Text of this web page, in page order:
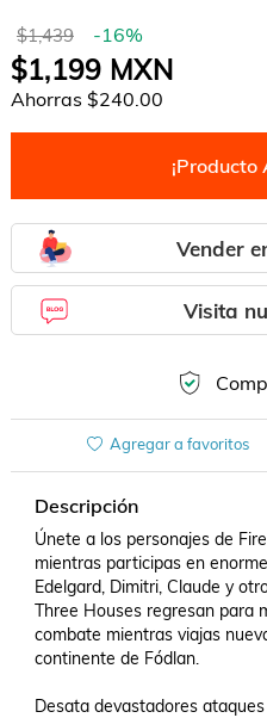
$1,439 -16%
$1,199MXN
Ahorras $240.00
¡Producto
Vender
Visita
Agregar a favoritos
Descripción
Únete a los personajes de
mientras participas en
Edelgard, Dimitri, Claude y
Three Houses regresan para
combate mientras viajas
continente de Fódlan.
Desata devastadores